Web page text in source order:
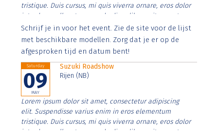
tristique. Duis cursus, mi quis viverra ornare, eros dolor
interdum nulla, ut commodo diam libero vitae erat.
Aenean faucibus nibh et justo cursus id rutrum lorem
imperdiet. Nunc ut sem vitae risus tristique posuere.
Schrijf je in voor het event. Zie de site voor de lijst
met beschikbare modellen. Zorg dat je er op de
afgesproken tijd en datum bent!
Saturday
09
MAY
Suzuki Roadshow
Rijen (NB)
Lorem ipsum dolor sit amet, consectetur adipiscing
elit. Suspendisse varius enim in eros elementum
tristique. Duis cursus, mi quis viverra ornare, eros dolor
interdum nulla, ut commodo diam libero vitae erat.